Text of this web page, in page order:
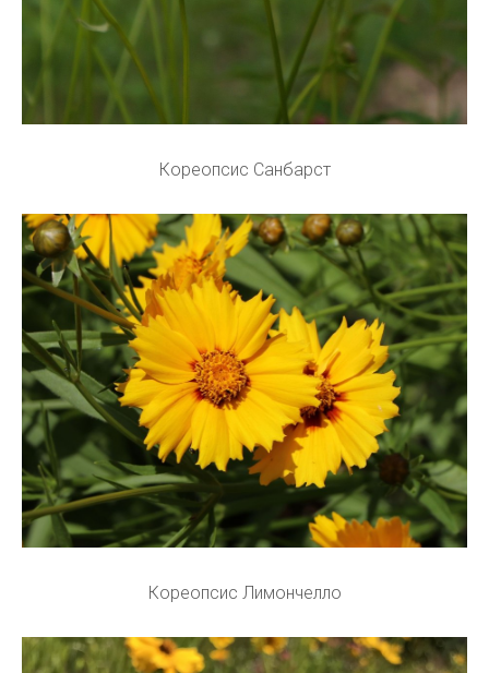
Кореопсис Санбарст
Кореопсис Лимончелло